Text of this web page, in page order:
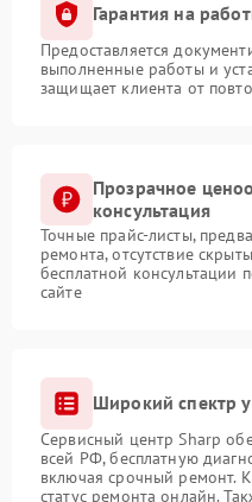
Гарантия на
Предоставляется
выполненные работы и
защищает клиента от
Прозрачное
консультация
Точные прайс-листы,
ремонта, отсутствие
бесплатной консультации
сайте
Широкий спектр
Сервисный центр Sharp
всей РФ, бесплатную
включая срочный ремонт.
статус ремонта онлайн.